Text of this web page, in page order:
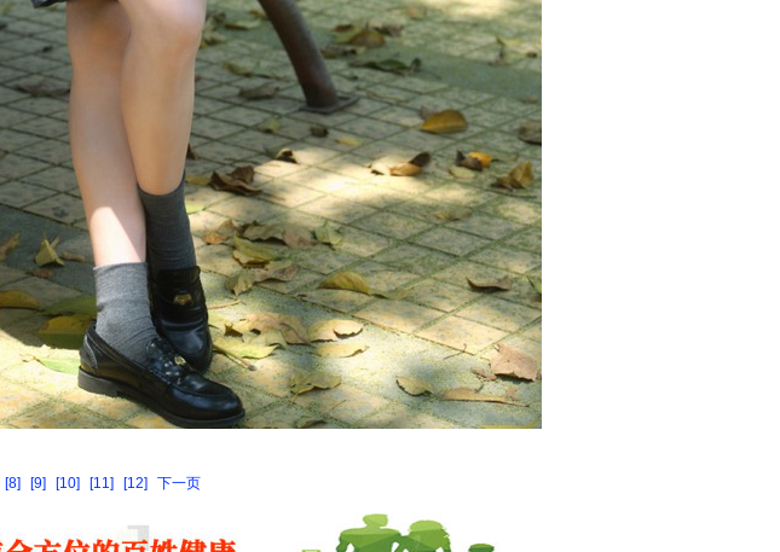
[8] [9] [10] [11] [12] 下一页